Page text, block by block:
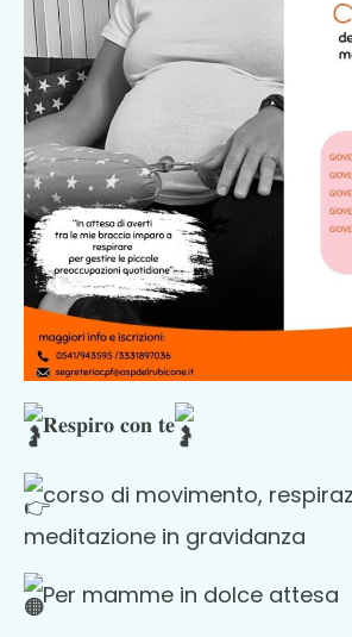
𝐑𝐞𝐬𝐩𝐢𝐫𝐨 𝐜𝐨𝐧 𝐭𝐞
corso di movimento,
meditazione in gravidanza
Per mamme in dolce attesa